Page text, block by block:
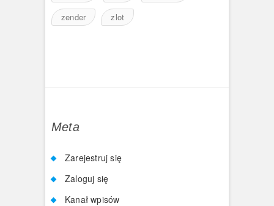
zender
zlot
Meta
Zarejestruj się
Zaloguj się
Kanał wpisów